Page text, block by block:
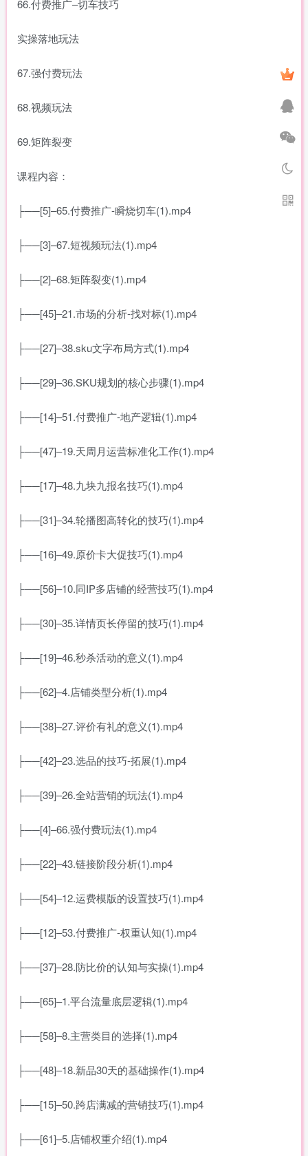
66.付费推广–切车技巧
实操落地玩法
67.强付费玩法
68.视频玩法
69.矩阵裂变
课程内容：
├──[5]–65.付费推广-瞬烧切车(1).mp4
├──[3]–67.短视频玩法(1).mp4
├──[2]–68.矩阵裂变(1).mp4
├──[45]–21.市场的分析-找对标(1).mp4
├──[27]–38.sku文字布局方式(1).mp4
├──[29]–36.SKU规划的核心步骤(1).mp4
├──[14]–51.付费推广-地产逻辑(1).mp4
├──[47]–19.天周月运营标准化工作(1).mp4
├──[17]–48.九块九报名技巧(1).mp4
├──[31]–34.轮播图高转化的技巧(1).mp4
├──[16]–49.原价卡大促技巧(1).mp4
├──[56]–10.同IP多店铺的经营技巧(1).mp4
├──[30]–35.详情页长停留的技巧(1).mp4
├──[19]–46.秒杀活动的意义(1).mp4
├──[62]–4.店铺类型分析(1).mp4
├──[38]–27.评价有礼的意义(1).mp4
├──[42]–23.选品的技巧-拓展(1).mp4
├──[39]–26.全站营销的玩法(1).mp4
├──[4]–66.强付费玩法(1).mp4
├──[22]–43.链接阶段分析(1).mp4
├──[54]–12.运费模版的设置技巧(1).mp4
├──[12]–53.付费推广-权重认知(1).mp4
├──[37]–28.防比价的认知与实操(1).mp4
├──[65]–1.平台流量底层逻辑(1).mp4
├──[58]–8.主营类目的选择(1).mp4
├──[48]–18.新品30天的基础操作(1).mp4
├──[15]–50.跨店满减的营销技巧(1).mp4
├──[61]–5.店铺权重介绍(1).mp4